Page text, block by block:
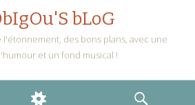
bLoG
l'étonnement, des bons plans, avec une
et un fond musical !